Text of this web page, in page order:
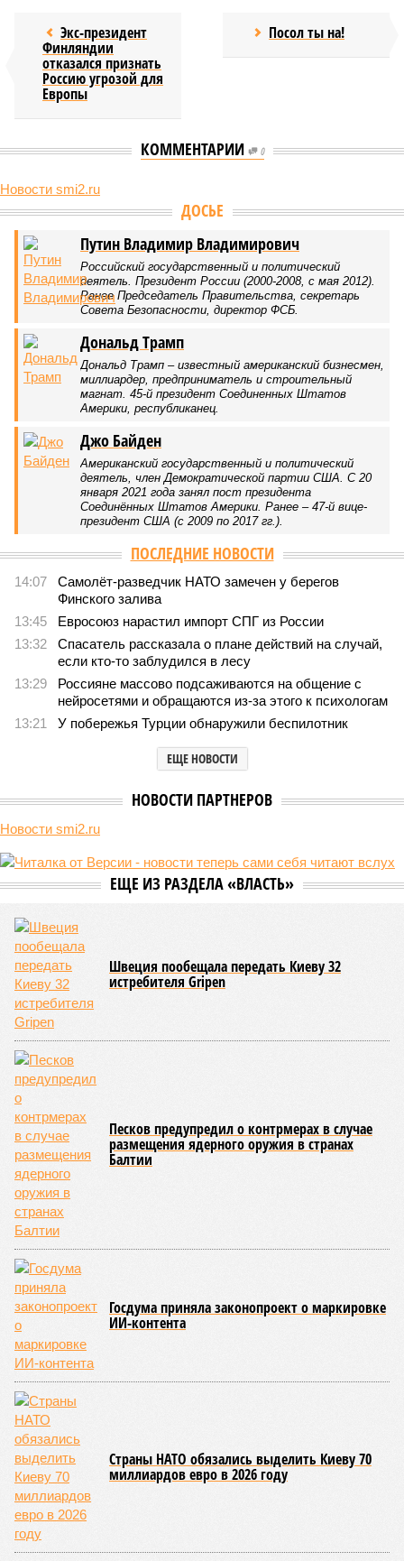
Экс-президент
Финляндии
отказался признать
Россию угрозой для
Европы
Посол ты на!
КОММЕНТАРИИ 0
Новости smi2.ru
ДОСЬЕ
Путин Владимир Владимирович
Российский государственный и политический
деятель. Президент России (2000-2008, с мая 2012).
Ранее Председатель Правительства, секретарь
Совета Безопасности, директор ФСБ.
Дональд Трамп
Дональд Трамп – известный американский бизнесмен,
миллиардер, предприниматель и строительный
магнат. 45-й президент Соединенных Штатов
Америки, республиканец.
Джо Байден
Американский государственный и политический
деятель, член Демократической партии США. С 20
января 2021 года занял пост президента
Соединённых Штатов Америки. Ранее – 47-й вице-
президент США (с 2009 по 2017 гг.).
ПОСЛЕДНИЕ НОВОСТИ
14:07
Самолёт-разведчик НАТО замечен у берегов
Финского залива
13:45
Евросоюз нарастил импорт СПГ из России
13:32
Спасатель рассказала о плане действий на случай,
если кто-то заблудился в лесу
13:29
Россияне массово подсаживаются на общение с
нейросетями и обращаются из-за этого к психологам
13:21
У побережья Турции обнаружили беспилотник
ЕЩЕ НОВОСТИ
НОВОСТИ ПАРТНЕРОВ
Новости smi2.ru
ЕЩЕ ИЗ РАЗДЕЛА «ВЛАСТЬ»
Швеция пообещала передать Киеву 32
истребителя Gripen
Песков предупредил о контрмерах в случае
размещения ядерного оружия в странах
Балтии
Госдума приняла законопроект о маркировке
ИИ-контента
Страны НАТО обязались выделить Киеву 70
миллиардов евро в 2026 году